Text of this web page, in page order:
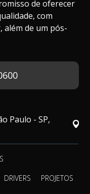
de oferecer
com
além de um pós-
Paulo - SP,
DRIVERS
PROJETOS